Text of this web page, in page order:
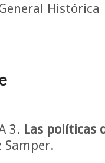
Histórica
3. Las políticas
Samper.